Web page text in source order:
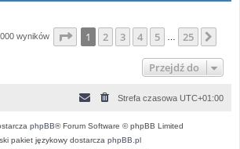
wyników Strona z25
1 2 3 4 5 25
Przejdź do
Strefa czasowa UTC+01:00
phpBB® Forum Software © phpBB Limited
pakiet językowy dostarcza phpBB.pl